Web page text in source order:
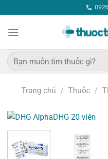
qua
nội
Tìm
kiếm:
Trang chủ / Thuốc /